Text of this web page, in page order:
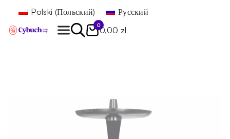
Polski (Польский) Русский
0
0,00 zł